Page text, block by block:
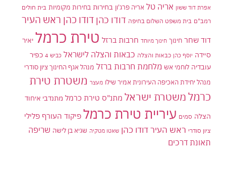
אפרת דוד ששון אריה טל אריה פרג'ון בחירות בחירות מקומיות בית חולים
רמב"ם בית משפט השלום בחיפה דודו כהן דודו כהן ראש העיר
דוד שחר חינוך חינוך מיוחד חרבות ברזל טירת כרמל יאיר
סיידה יוסף כהן כבאות והצלה כבאות והצלה לישראל כביש 4
כפיר
עובדיה לוחמי אש מלחמת חרבות ברזל מנהל אגף החינוך ציון סודרי
מנהל יחידת האכיפה העירונית אמיר שילו מעצר משטרת טירת
כרמלמשטרת ישראל מתנ"ס טירת כרמל מתנדבי איחוד
הצלה סמים עיריית טירת כרמל פיקוד העורף פלילי
ציון סודרי ראש העיר דודו כהן שאטו מטקיה שגיא בן לישה שריפה
תאונת דרכים